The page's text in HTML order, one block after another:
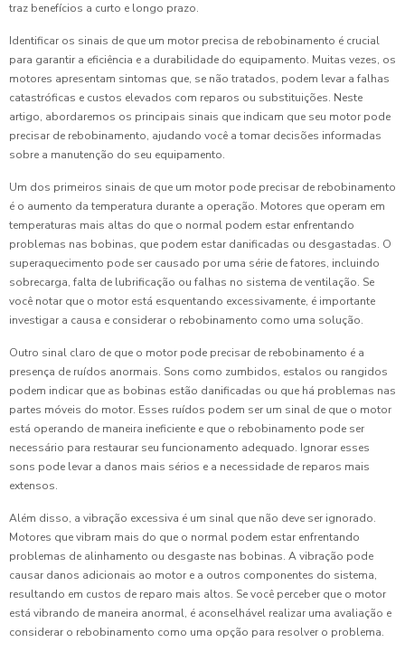
traz benefícios a curto e longo prazo.
Identificar os sinais de que um motor precisa de rebobinamento é crucial
para garantir a eficiência e a durabilidade do equipamento. Muitas vezes, os
motores apresentam sintomas que, se não tratados, podem levar a falhas
catastróficas e custos elevados com reparos ou substituições. Neste
artigo, abordaremos os principais sinais que indicam que seu motor pode
precisar de rebobinamento, ajudando você a tomar decisões informadas
sobre a manutenção do seu equipamento.
Um dos primeiros sinais de que um motor pode precisar de rebobinamento
é o aumento da temperatura durante a operação. Motores que operam em
temperaturas mais altas do que o normal podem estar enfrentando
problemas nas bobinas, que podem estar danificadas ou desgastadas. O
superaquecimento pode ser causado por uma série de fatores, incluindo
sobrecarga, falta de lubrificação ou falhas no sistema de ventilação. Se
você notar que o motor está esquentando excessivamente, é importante
investigar a causa e considerar o rebobinamento como uma solução.
Outro sinal claro de que o motor pode precisar de rebobinamento é a
presença de ruídos anormais. Sons como zumbidos, estalos ou rangidos
podem indicar que as bobinas estão danificadas ou que há problemas nas
partes móveis do motor. Esses ruídos podem ser um sinal de que o motor
está operando de maneira ineficiente e que o rebobinamento pode ser
necessário para restaurar seu funcionamento adequado. Ignorar esses
sons pode levar a danos mais sérios e a necessidade de reparos mais
extensos.
Além disso, a vibração excessiva é um sinal que não deve ser ignorado.
Motores que vibram mais do que o normal podem estar enfrentando
problemas de alinhamento ou desgaste nas bobinas. A vibração pode
causar danos adicionais ao motor e a outros componentes do sistema,
resultando em custos de reparo mais altos. Se você perceber que o motor
está vibrando de maneira anormal, é aconselhável realizar uma avaliação e
considerar o rebobinamento como uma opção para resolver o problema.